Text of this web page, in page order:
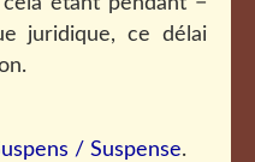
juridique, ce délai
/ Suspense.